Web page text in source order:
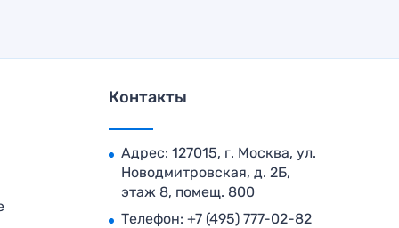
Контакты
Адрес: 127015, г. Москва, ул.
Новодмитровская, д. 2Б,
этаж 8, помещ. 800
Телефон: +7 (495) 777-02-82